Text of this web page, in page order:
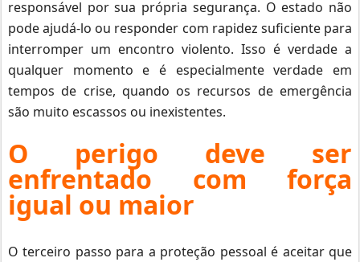
responsável por sua própria segurança. O estado não
pode ajudá-lo ou responder com rapidez suficiente para
interromper um encontro violento. Isso é verdade a
qualquer momento e é especialmente verdade em
tempos de crise, quando os recursos de emergência
são muito escassos ou inexistentes.
O perigo deve ser
enfrentado com força
igual ou maior
O terceiro passo para a proteção pessoal é aceitar que